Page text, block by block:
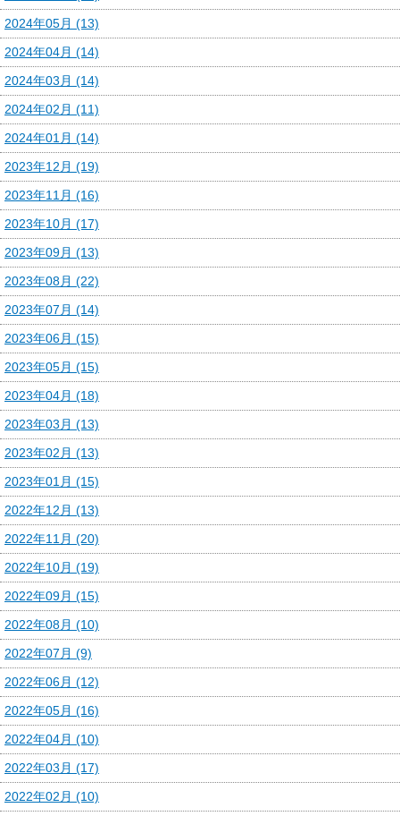
2024年05月 (13)
2024年04月 (14)
2024年03月 (14)
2024年02月 (11)
2024年01月 (14)
2023年12月 (19)
2023年11月 (16)
2023年10月 (17)
2023年09月 (13)
2023年08月 (22)
2023年07月 (14)
2023年06月 (15)
2023年05月 (15)
2023年04月 (18)
2023年03月 (13)
2023年02月 (13)
2023年01月 (15)
2022年12月 (13)
2022年11月 (20)
2022年10月 (19)
2022年09月 (15)
2022年08月 (10)
2022年07月 (9)
2022年06月 (12)
2022年05月 (16)
2022年04月 (10)
2022年03月 (17)
2022年02月 (10)